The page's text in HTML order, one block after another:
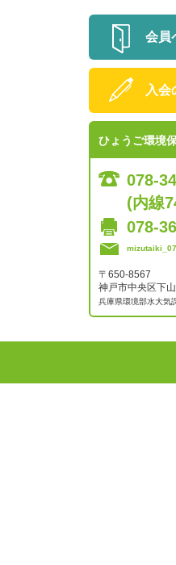
会員
入会
ひょうご環境
078-
(内線
078-
〒650-8567
神戸市中央区下
兵庫県環境部水大気